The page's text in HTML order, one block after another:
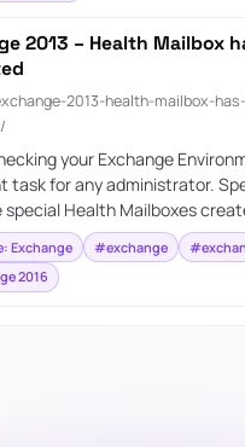
2013 – Health Mailbox
2013-health-mailbox-
your Exchange
task for any administrator.
special Health Mailboxes
Exchange #exchange
2016